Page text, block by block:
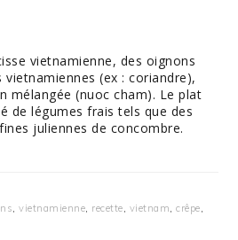
vietnamienne, des oignons
(ex : coriandre),
mélangée (nuoc cham). Le plat
de légumes frais tels que des
juliennes de concombre.
,vietnamienne, recette, vietnam,crêpe,